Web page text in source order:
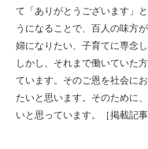
て「ありがとうございます」
うになることで、百人の味方
婦になりたい、子育てに専念
しかし、それまで働いていた
ています。そのご恩を社会に
たいと思います。 そのために
いと思っています。
［掲載記